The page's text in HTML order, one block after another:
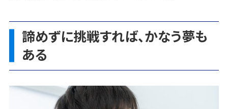
諦めずに挑戦すれば、かなう夢も
ある